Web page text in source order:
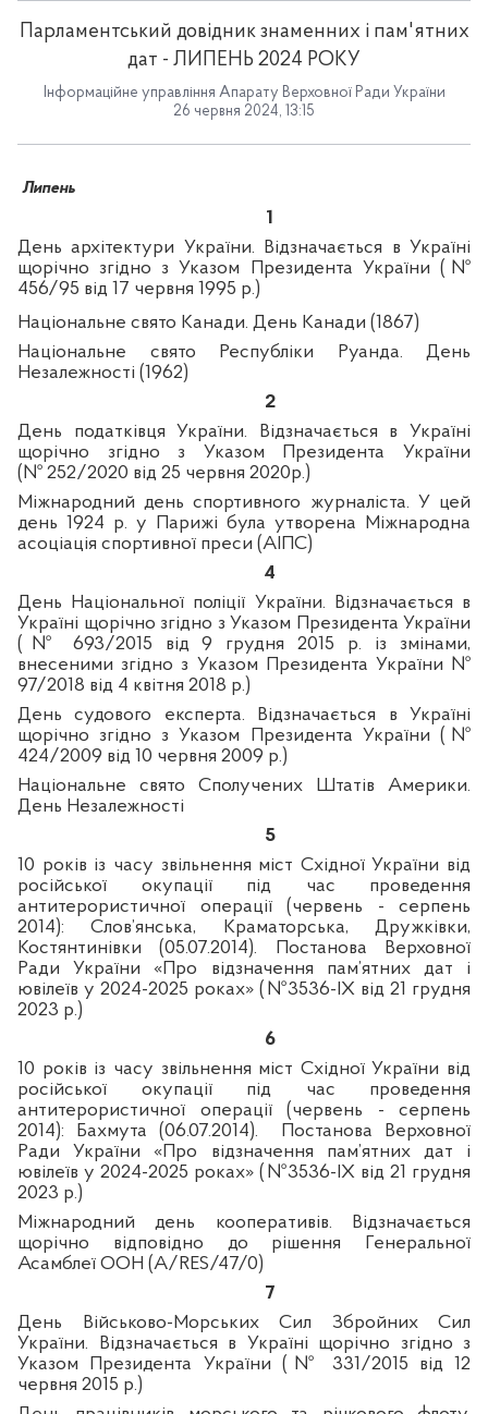
Парламентський довідник знаменних і пам'ятних
дат - ЛИПЕНЬ 2024 РОКУ
Інформаційне управління Апарату Верховної Ради України
26 червня 2024, 13:15
Липень
1
День архітектури України. Відзначається в Україні
щорічно згідно з Указом Президента України (№
456/95 від 17 червня 1995 р.)
Національне свято Канади. День Канади (1867)
Національне свято Республіки Руанда. День
Незалежності (1962)
2
День податківця України. Відзначається в Україні
щорічно згідно з Указом Президента України
(№ 252/2020 від 25 червня 2020р.)
Міжнародний день спортивного журналіста. У цей
день 1924 р. у Парижі була утворена Міжнародна
асоціація спортивної преси (АІПС)
4
День Національної поліції України. Відзначається в
Україні щорічно згідно з Указом Президента України
(№ 693/2015 від 9 грудня 2015 р. із змінами,
внесеними згідно з Указом Президента України №
97/2018 від 4 квітня 2018 р.)
День судового експерта. Відзначається в Україні
щорічно згідно з Указом Президента України (№
424/2009 від 10 червня 2009 р.)
Національне свято Сполучених Штатів Америки.
День Незалежності
5
10 років із часу звільнення міст Східної України від
російської окупації під час проведення
антитерористичної операції (червень - серпень
2014): Слов’янська, Краматорська, Дружківки,
Костянтинівки (05.07.2014). Постанова Верховної
Ради України «Про відзначення пам’ятних дат і
ювілеїв у 2024-2025 роках» (№3536-IX від 21 грудня
2023 р.)
6
10 років із часу звільнення міст Східної України від
російської окупації під час проведення
антитерористичної операції (червень - серпень
2014): Бахмута (06.07.2014). Постанова Верховної
Ради України «Про відзначення пам’ятних дат і
ювілеїв у 2024-2025 роках» (№3536-IX від 21 грудня
2023 р.)
Міжнародний день кооперативів. Відзначається
щорічно відповідно до рішення Генеральної
Асамблеї ООН (A/RES/47/0)
7
День Військово-Морських Сил Збройних Сил
України. Відзначається в Україні щорічно згідно з
Указом Президента України (№ 331/2015 від 12
червня 2015 р.)